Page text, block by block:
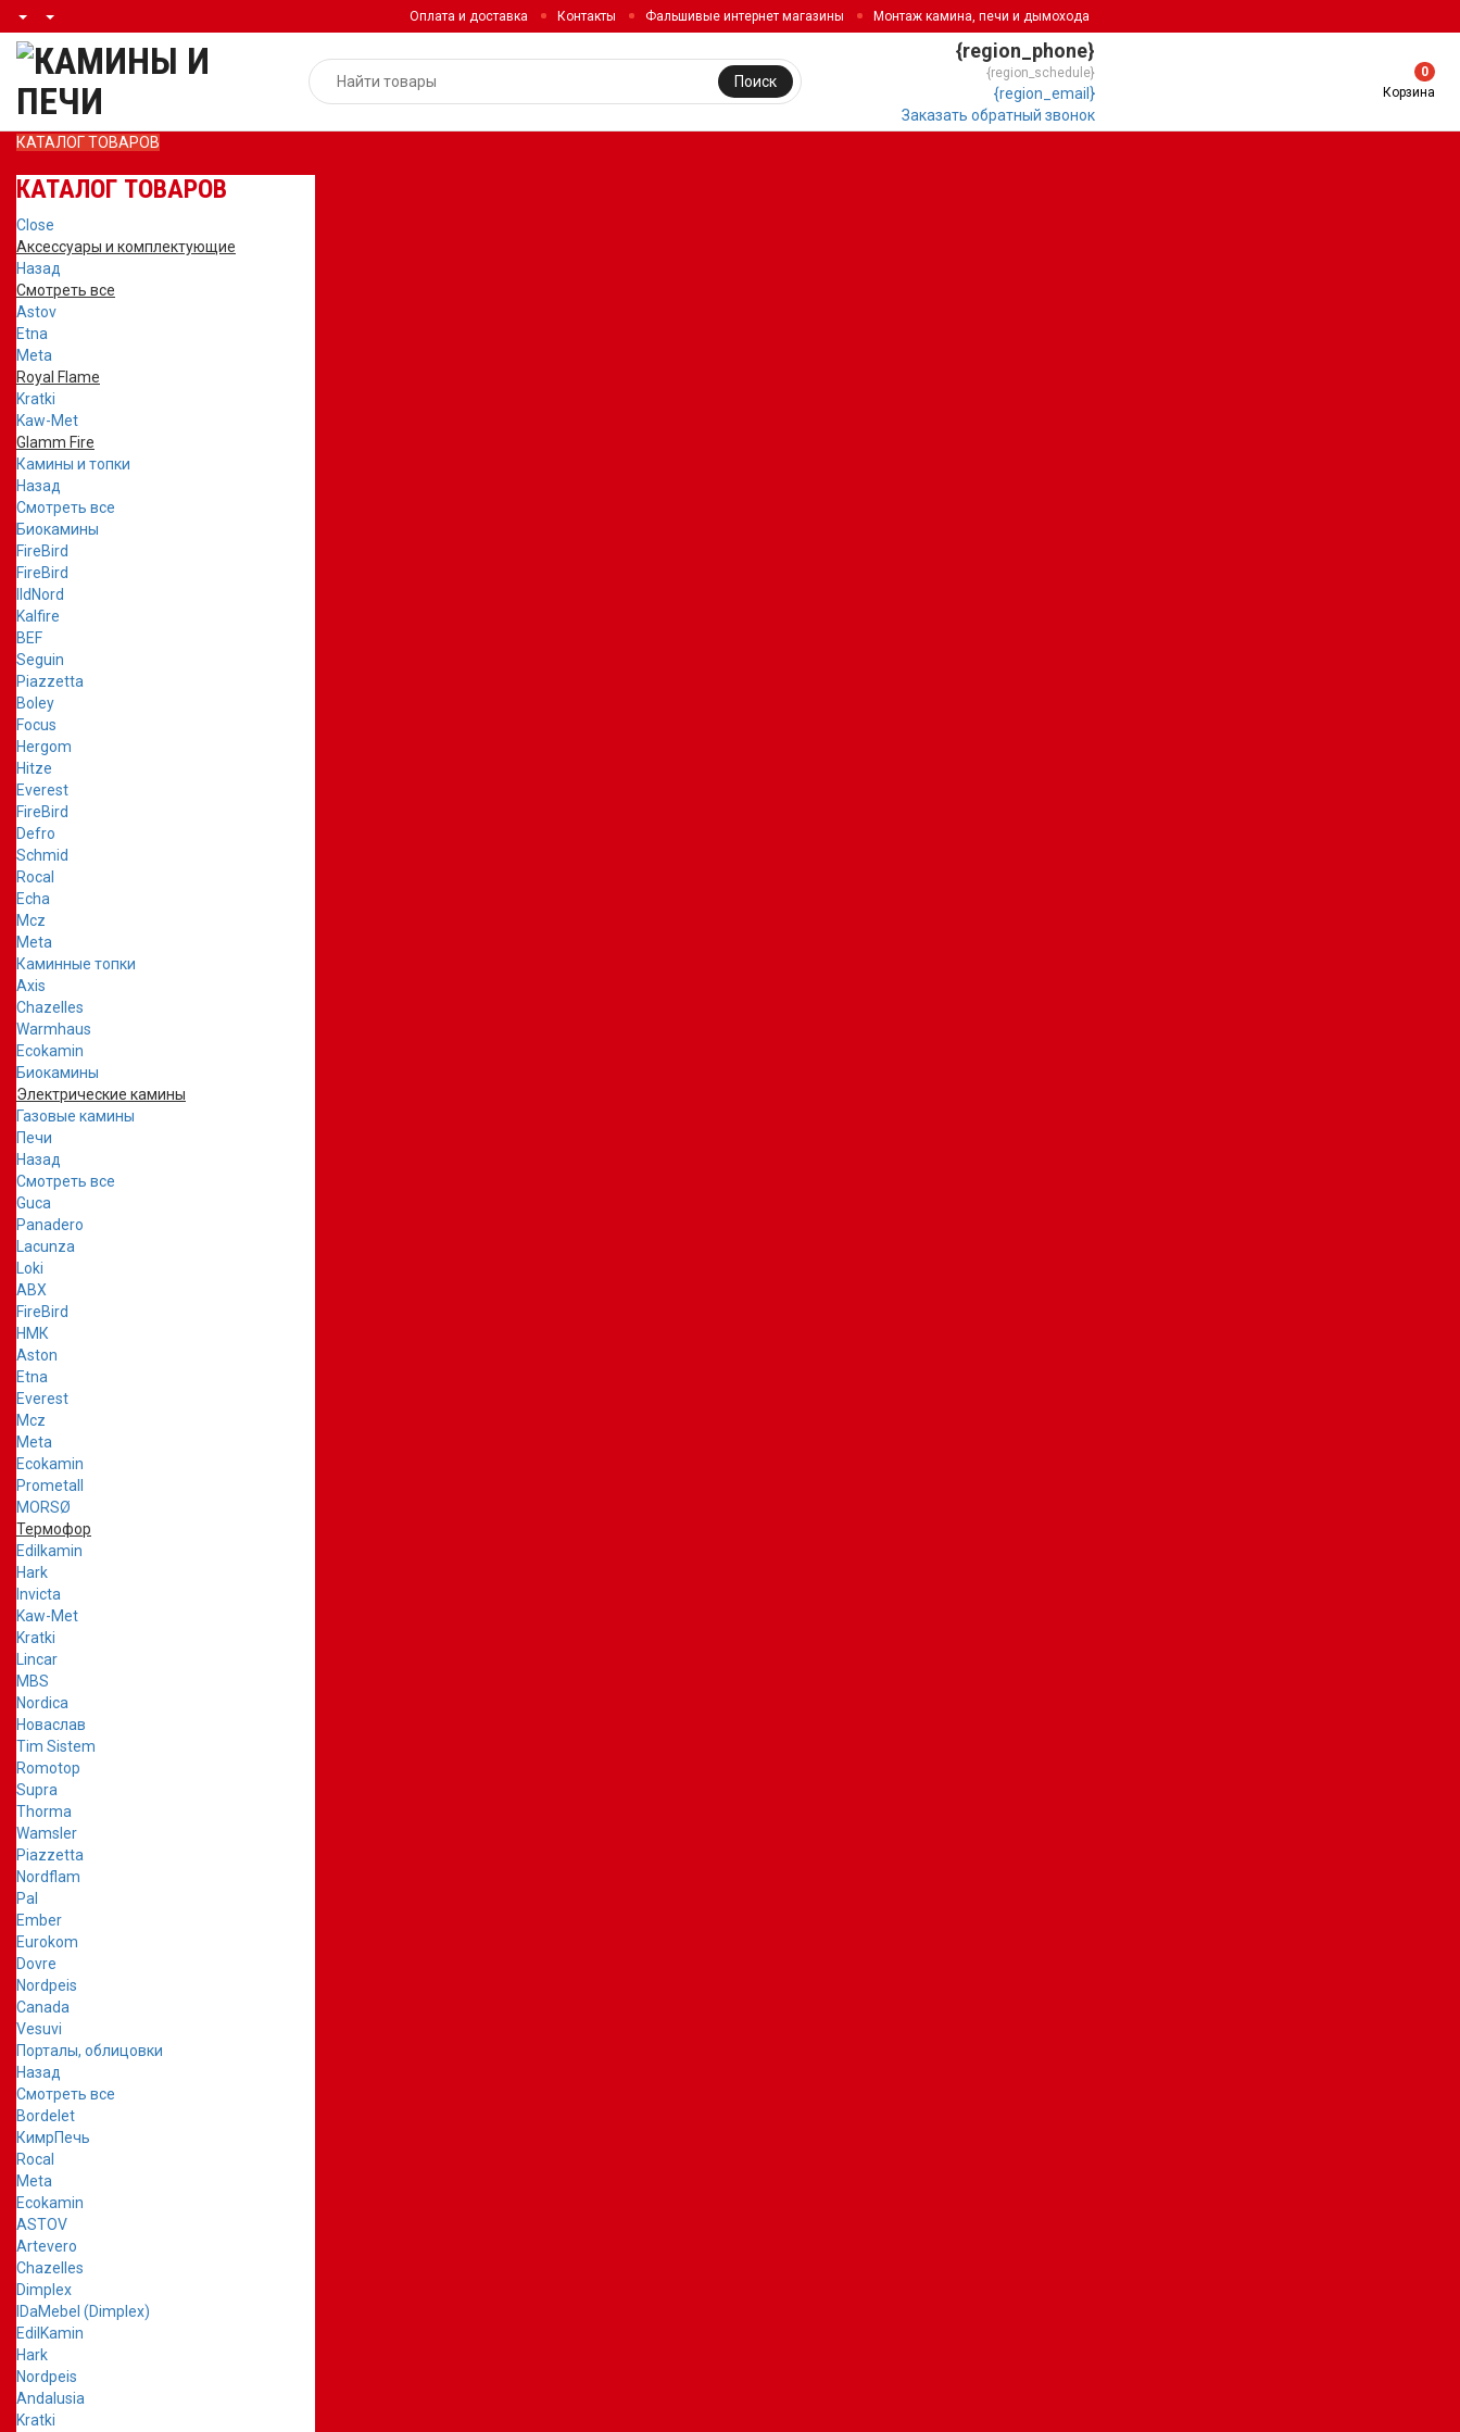
Оплата и доставка Контакты Фальшивые интернет магазины Монтаж камина, печи и дымохода
{region_phone}
{region_schedule}
{region_email}
Заказать обратный звонок
Поиск
0
Корзина
КАТАЛОГ ТОВАРОВ
КАТАЛОГ ТОВАРОВ
Close
Аксессуары и комплектующие
Назад
Смотреть все
Astov
Etna
Meta
Royal Flame
Kratki
Kaw-Met
Glamm Fire
Камины и топки
Назад
Смотреть все
Биокамины
FireBird
FireBird
IldNord
Kalfire
BEF
Seguin
Piazzetta
Boley
Focus
Hergom
Hitze
Everest
FireBird
Defro
Schmid
Rocal
Echa
Mcz
Meta
Каминные топки
Axis
Chazelles
Warmhaus
Ecokamin
Биокамины
Электрические камины
Газовые камины
Печи
Назад
Смотреть все
Guca
Panadero
Lacunza
Loki
ABX
FireBird
НМК
Aston
Etna
Everest
Mcz
Meta
Ecokamin
Prometall
MORSØ
Термофор
Edilkamin
Hark
Invicta
Kaw-Met
Kratki
Lincar
MBS
Nordica
Новаслав
Tim Sistem
Romotop
Supra
Thorma
Wamsler
Piazzetta
Nordflam
Pal
Ember
Eurokom
Dovre
Nordpeis
Canada
Vesuvi
Порталы, облицовки
Назад
Смотреть все
Bordelet
КимрПечь
Rocal
Meta
Ecokamin
ASTOV
Artevero
Chazelles
Dimplex
IDaMebel (Dimplex)
EdilKamin
Hark
Nordpeis
Andalusia
Kratki